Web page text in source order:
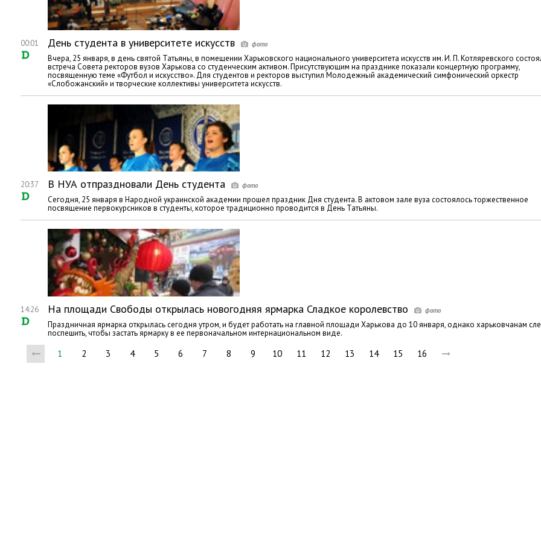
00:01 День студента в университете искусств
Вчера, 25 января, в день святой Татьяны, в помещении Харьковского национального университета искусств им. И. П. Котляревского
встреча Совета ректоров вузов Харькова со студенческим активом. Присутствующим на празднике показали концертную программу,
посвященную теме «Футбол и искусство». Для студентов и ректоров выступил Молодежный академический симфонический оркестр
«Слобожанский» и творческие коллективы университета искусств.
20:37 В НУА отпраздновали День студента
Сегодня, 25 января в Народной украинской академии прошел праздник Дня студента. В актовом зале вуза состоялось торжественное
посвящение первокурсников в студенты, которое традиционно проводится в День Татьяны.
14:26 На площади Свободы открылась новогодняя ярмарка Сладкое королевство
Праздничная ярмарка открылась сегодня утром, и будет работать на главной площади Харькова до 10 января, однако харьковчанам
поспешить, чтобы застать ярмарку в ее первоначальном интернациональном виде.
1 2 3 4 5 6 7 8 9 10 11 12 13 14 15 16